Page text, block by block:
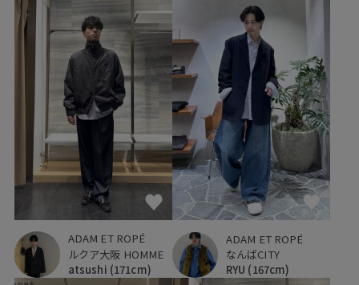
ADAM ET ROPÉ
ルクア大阪 HOMME
atsushi (171cm)
ADAM ET ROPÉ
なんばCITY
RYU (167cm)